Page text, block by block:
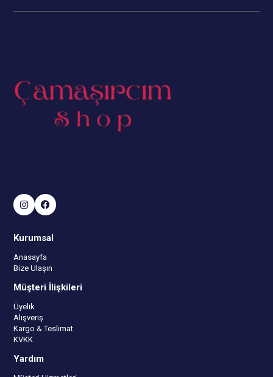
Kurumsal
Anasayfa
Bize Ulaşın
Müşteri İlişkileri
Üyelik
Alışveriş
Kargo & Teslimat
KVKK
Yardım